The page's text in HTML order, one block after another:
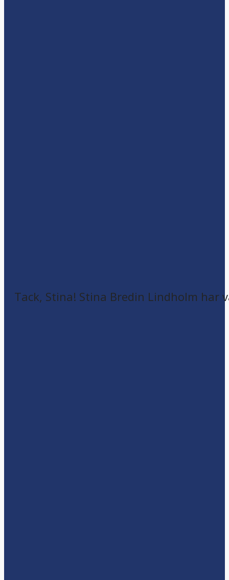
Tack, Stina! Stina Bredin Lindholm har